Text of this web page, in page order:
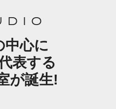
中心に
表する
が誕生!